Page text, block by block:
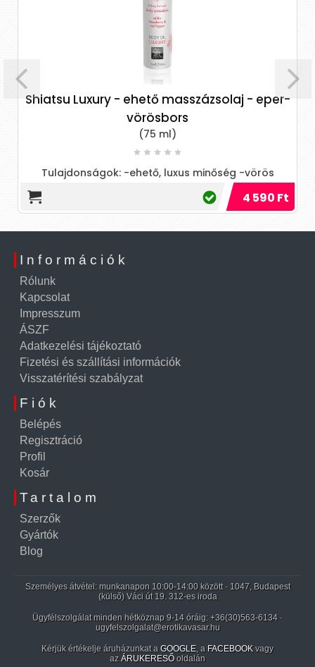
Shiatsu Luxury - ehető masszázsolaj - eper-
vörösbors
(75 ml)
Tulajdonságok: -ehető, luxus minőség -vörös
borsos-eper íz és illat -nagy kenőképesség kis
mennyiség mellett is -or
4 590 Ft
Információk
Rólunk
Kapcsolat
Impresszum
ÁSZF
Adatkezelési tájékoztató
Fizetési és szállítási információk
Visszatérítési szabályzat
Fiók
Belépés
Regisztráció
Profil
Kosár
Tartalom
Szerzők
Gyártók
Blog
Személyes átvétel: munkanapon 10:00-14:00 között · 1047, Budapest
(külső) Váci út 19. 312-es iroda
Ügyfélszolgálat minden hétköznap 9-14 óráig: +36(30)563-6134 ·
ugyfelszolgalat@erotikavasar.hu
Kérjük értékelje áruházunkat a GOOGLE, a FACEBOOK vagy
az ÁRUKERESŐ oldalán